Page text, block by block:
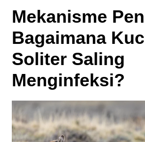
Mekanisme
Bagaimana
Soliter Saling
Menginfeksi?